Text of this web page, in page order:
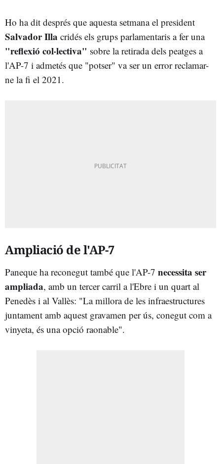
Ho ha dit després que aquesta setmana el president
Salvador Illa cridés els grups parlamentaris a fer una
"reflexió col·lectiva" sobre la retirada dels peatges a
l'AP-7 i admetés que "potser" va ser un error reclamar-
ne la fi el 2021.
Ampliació de l'AP-7
Paneque ha reconegut també que l'AP-7 necessita ser
ampliada, amb un tercer carril a l'Ebre i un quart al
Penedès i al Vallès: "La millora de les infraestructures
juntament amb aquest gravamen per ús, conegut com a
vinyeta, és una opció raonable".